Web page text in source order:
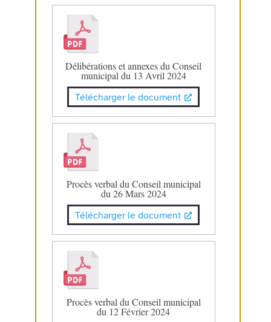
Délibérations et annexes du Conseil
municipal du 13 Avril 2024
Télécharger le document
Procès verbal du Conseil municipal
du 26 Mars 2024
Télécharger le document
Procès verbal du Conseil municipal
du 12 Février 2024